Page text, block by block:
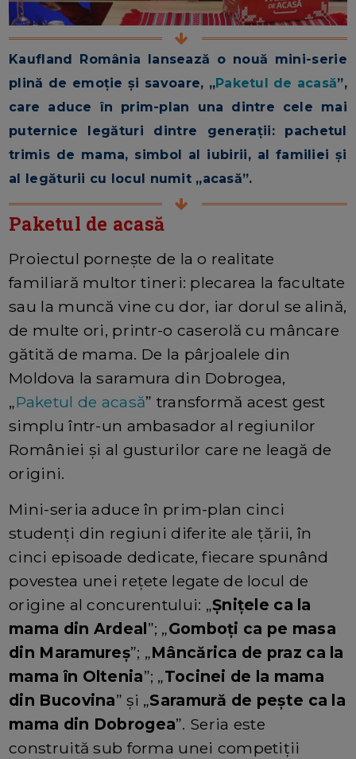
Kaufland România lansează o nouă mini-serie
plină de emoție și savoare, „Paketul de acasă”,
care aduce în prim-plan una dintre cele mai
puternice legături dintre generații: pachetul
trimis de mama, simbol al iubirii, al familiei și
al legăturii cu locul numit „acasă”.
Paketul de acasă
Proiectul pornește de la o realitate
familiară multor tineri: plecarea la facultate
sau la muncă vine cu dor, iar dorul se alină,
de multe ori, printr-o caserolă cu mâncare
gătită de mama. De la pârjoalele din
Moldova la saramura din Dobrogea,
„Paketul de acasă” transformă acest gest
simplu într-un ambasador al regiunilor
României și al gusturilor care ne leagă de
origini.
Mini-seria aduce în prim-plan cinci
studenți din regiuni diferite ale țării, în
cinci episoade dedicate, fiecare spunând
povestea unei rețete legate de locul de
origine al concurentului: „Șnițele ca la
mama din Ardeal”; „Gomboți ca pe masa
din Maramureș”; „Mâncărica de praz ca la
mama în Oltenia”; „Tocinei de la mama
din Bucovina” și „Saramură de pește ca la
mama din Dobrogea”. Seria este
construită sub forma unei competiții